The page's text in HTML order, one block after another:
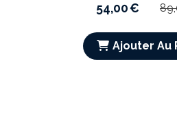
54,00€
Ajouter Au